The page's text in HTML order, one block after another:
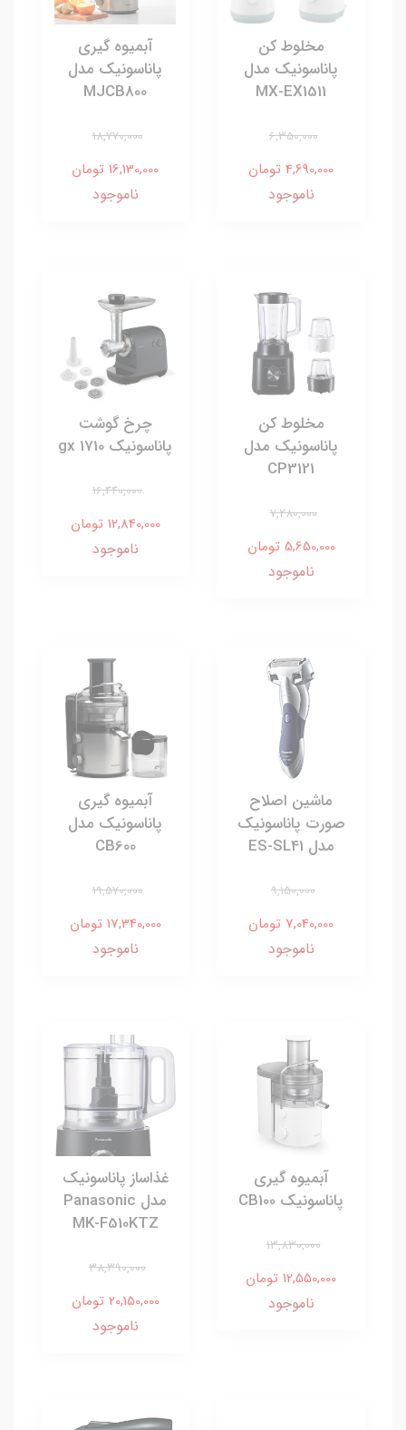
مخلوط کن
پاناسونیک مدل
MX-EX1511
6,350,000
4,690,000 تومان
ناموجود
آبمیوه گیری
پاناسونیک مدل
MJCB800
18,770,000
16,130,000 تومان
ناموجود
مخلوط کن
پاناسونیک مدل
CP3121
7,280,000
5,650,000 تومان
ناموجود
چرخ گوشت
پاناسونیک gx 1710
16,440,000
12,840,000 تومان
ناموجود
ماشین اصلاح
صورت پاناسونیک
مدل ES-SL41
9,150,000
7,040,000 تومان
ناموجود
آبمیوه گیری
پاناسونیک مدل
CB600
19,570,000
17,340,000 تومان
ناموجود
آبمیوه گیری
پاناسونیک CB100
13,830,000
12,550,000 تومان
ناموجود
غذاساز پاناسونیک
مدل Panasonic
MK-F510KTZ
38,390,000
20,150,000 تومان
ناموجود